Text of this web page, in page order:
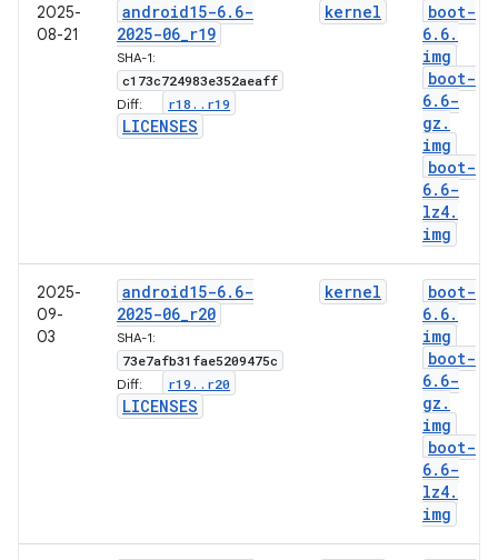
2025-
08-21
android15-6. 6-
2025-06_r19
SHA-1:
c173c724983e352aeaff
Diff: r18 . . r19
LICENSES
kernel
boot-
6. 6.
img
boot-
6. 6-
gz .
img
boot-
6. 6-
lz4.
img
2025-
09-
03
android15-6. 6-
2025-06_r20
SHA-1:
73e7afb31fae5209475c
Diff: r19 . . r20
LICENSES
kernel
boot-
6. 6.
img
boot-
6. 6-
gz .
img
boot-
6. 6-
lz4.
img